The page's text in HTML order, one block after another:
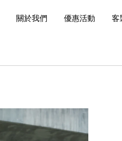
關於我們 優惠活動 客